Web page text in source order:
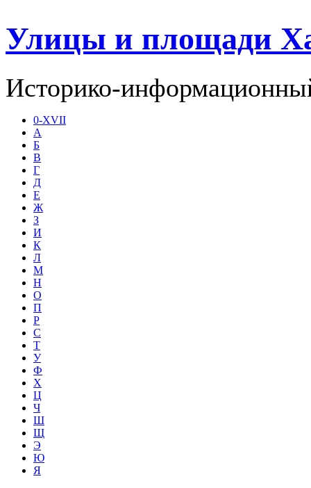
Улицы и площади
Историко-
0-XVII
А
Б
В
Г
Д
Е
Ж
З
И
К
Л
М
Н
О
П
Р
С
Т
У
Ф
Х
Ц
Ч
Ш
Щ
Э
Ю
Я